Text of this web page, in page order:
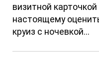
визитной
настоящему
круиз с ночевкой...